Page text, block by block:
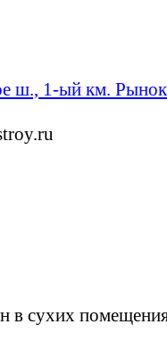
ш., 1-ый км.
в сухих